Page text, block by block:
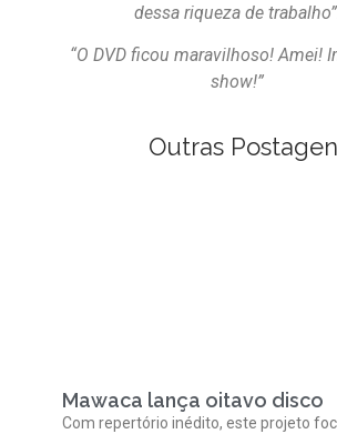
dessa riqueza de trabalho”.
“O DVD ficou maravilhoso! Amei!
show!”
Outras
Mawaca lança oitavo disco
Com repertório inédito, este projeto